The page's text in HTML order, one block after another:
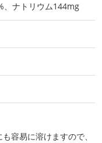
、ナトリウム144mg
容易に溶けますので、